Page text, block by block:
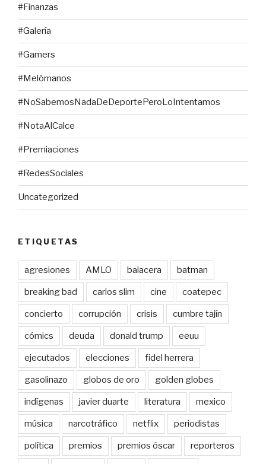
#Finanzas
#Galería
#Gamers
#Melómanos
#NoSabemosNadaDeDeportePeroLoIntentamos
#NotaAlCalce
#Premiaciones
#RedesSociales
Uncategorized
ETIQUETAS
agresiones AMLO balacera batman
breaking bad carlos slim cine coatepec
concierto corrupción crisis cumbre tajín
cómics deuda donald trump eeuu
ejecutados elecciones fidel herrera
gasolinazo globos de oro golden globes
indígenas javier duarte literatura mexico
música narcotráfico netflix periodistas
política premios premios óscar reporteros